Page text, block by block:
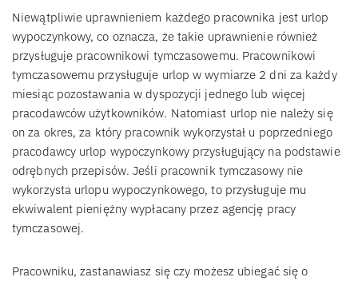
Niewątpliwie uprawnieniem każdego pracownika jest urlop
wypoczynkowy, co oznacza, że takie uprawnienie również
przysługuje pracownikowi tymczasowemu. Pracownikowi
tymczasowemu przysługuje urlop w wymiarze 2 dni za każdy
miesiąc pozostawania w dyspozycji jednego lub więcej
pracodawców użytkowników. Natomiast urlop nie należy się
on za okres, za który pracownik wykorzystał u poprzedniego
pracodawcy urlop wypoczynkowy przysługujący na podstawie
odrębnych przepisów. Jeśli pracownik tymczasowy nie
wykorzysta urlopu wypoczynkowego, to przysługuje mu
ekwiwalent pieniężny wypłacany przez agencję pracy
tymczasowej.
Pracowniku, zastanawiasz się czy możesz ubiegać się o